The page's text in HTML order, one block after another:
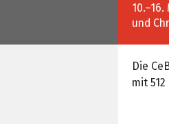
und
Die
mit 512